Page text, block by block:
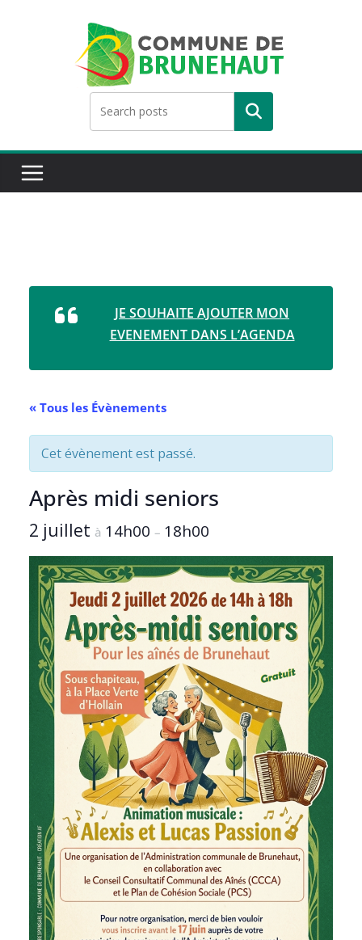
Rechercher
JE SOUHAITE AJOUTER MON
EVENEMENT DANS L’AGENDA
« Tous les Évènements
Cet évènement est passé.
Après midi seniors
2 juillet à 14h00 – 18h00